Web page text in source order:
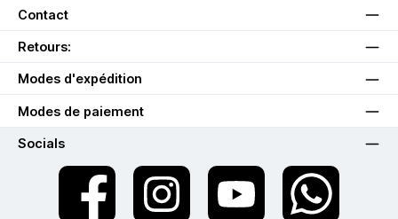
Contact
Retours:
Modes d'expédition
Modes de paiement
Socials
twt.widget.communities.facebook.name
twt.widget.communities.instagram.name